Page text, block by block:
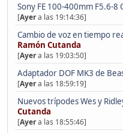
Sony FE 100-400mm F5.6-8
[Ayera las 19:14:36]
Cambio de voz en tiempo
Ramón Cutanda
[Ayera las 19:03:50]
Adaptador DOF MK3 de
[Ayera las 18:59:19]
Nuevos trípodes Wes y
Cutanda
[Ayera las 18:55:46]